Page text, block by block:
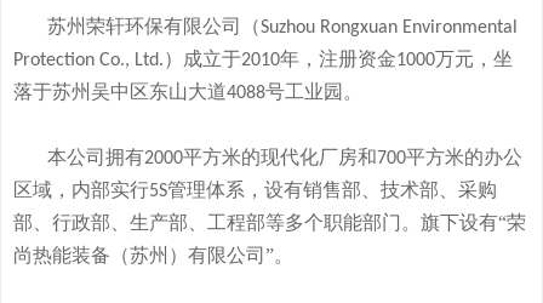
苏州荣轩环保有限公司（Suzhou Rongxuan Environmental
Protection Co., Ltd.）成立于2010年，注册资金1000万元，坐
落于苏州吴中区东山大道4088号工业园。
本公司拥有2000平方米的现代化厂房和700平方米的办公
区域，内部实行5S管理体系，设有销售部、技术部、采购
部、行政部、生产部、工程部等多个职能部门。旗下设有“荣
尚热能装备（苏州）有限公司”。